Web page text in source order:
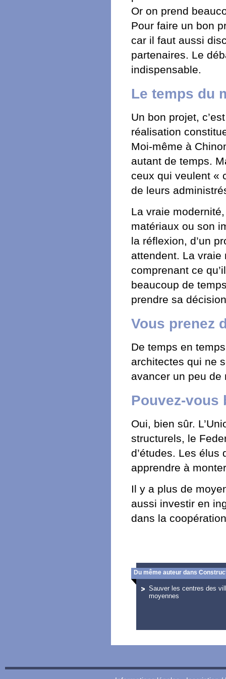
Or on prend
Pour faire un bon
car il faut aussi
partenaires. Le
indispensable.
Le temps du
Un bon projet,
réalisation
Moi-même à
autant de temps.
ceux qui veulent «
de leurs
La vraie
matériaux ou son
la réflexion, d’un
attendent. La vraie
comprenant ce
beaucoup de
prendre sa
Vous prenez
De temps en
architectes qui ne
avancer un peu
Pouvez-vous
Oui, bien sûr.
structurels, le
d’études. Les
apprendre à
Il y a plus de
aussi investir en
dans la
Du même auteur dans
Sauver les centres des
moyennes